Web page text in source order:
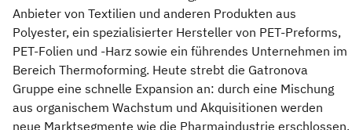
Anbieter von Textilien und anderen Produkten aus
Polyester, ein spezialisierter Hersteller von PET-Preforms,
PET-Folien und -Harz sowie ein führendes Unternehmen im
Bereich Thermoforming. Heute strebt die Gatronova
Gruppe eine schnelle Expansion an: durch eine Mischung
aus organischem Wachstum und Akquisitionen werden
neue Marktsegmente wie die Pharmaindustrie erschlossen.